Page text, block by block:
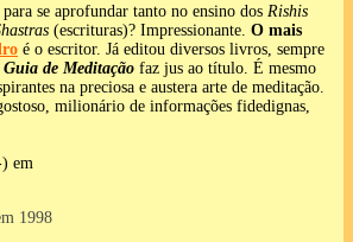
se aprofundar tanto no ensino dos Rishis
(escrituras)? Impressionante. O mais
é o escritor. Já editou diversos livros, sempre
Guia de Meditação faz jus ao título. É mesmo
na preciosa e austera arte de meditação.
milionário de informações fidedignas,
1998